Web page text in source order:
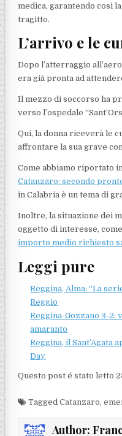
medica, garantendo così
tragitto.
L’arrivo e le
Dopo l’atterraggio
era già pronta ad
Il mezzo di soccorso ha
verso l’ospedale
Qui, la donna riceverà le
affrontare la sua grave
Come abbiamo riportato
Catanzaro: secondo
in Calabria è un tema di
Inoltre, la situazione dei
oggetto di interesse,
importo medio richiesto
Leggi pure
Reggina, Alma: “La
Reggio
Reggina-Gozzano 3-
amaranto
Reggina, il Sant’Agata
Day
Questo post é stato letto
TaggedCatanzaro,
Author: